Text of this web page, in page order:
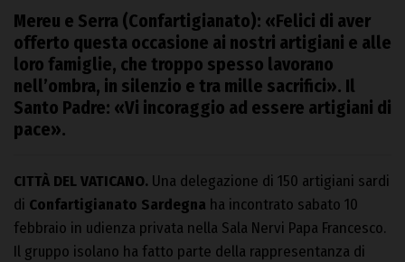
Mereu e Serra (Confartigianato): «Felici di aver
offerto questa occasione ai nostri artigiani e alle
loro famiglie, che troppo spesso lavorano
nell’ombra, in silenzio e tra mille sacrifici». Il
Santo Padre: «Vi incoraggio ad essere artigiani di
pace».
CITTÀ DEL VATICANO. Una delegazione di 150 artigiani sardi
di Confartigianato Sardegna ha incontrato sabato 10
febbraio in udienza privata nella Sala Nervi Papa Francesco.
Il gruppo isolano ha fatto parte della rappresentanza di